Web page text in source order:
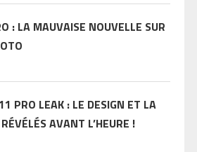
: LA MAUVAISE NOUVELLE SUR
PRO LEAK : LE DESIGN ET LA
AVANT L’HEURE !